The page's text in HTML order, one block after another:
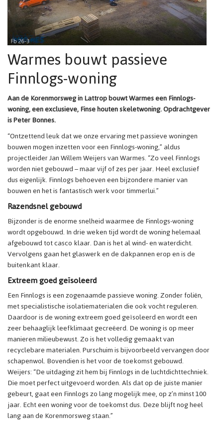
Warmes bouwt passieve
Finnlogs-woning
Aan de Korenmorsweg in Lattrop bouwt Warmes een Finnlogs-
woning, een exclusieve, Finse houten skeletwoning. Opdrachtgever
is Peter Bonnes.
“Ontzettend leuk dat we onze ervaring met passieve woningen
bouwen mogen inzetten voor een Finnlogs-woning,” aldus
projectleider Jan Willem Weijers van Warmes. “Zo veel Finnlogs
worden niet gebouwd – maar vijf of zes per jaar. Heel exclusief
dus eigenlijk. Finnlogs behoeven een bijzondere manier van
bouwen en het is fantastisch werk voor timmerlui.”
Razendsnel gebouwd
Bijzonder is de enorme snelheid waarmee de Finnlogs-woning
wordt opgebouwd. In drie weken tijd wordt de woning helemaal
afgebouwd tot casco klaar. Dan is het al wind- en waterdicht.
Vervolgens gaan het glaswerk en de dakpannen erop en is de
buitenkant klaar.
Extreem goed geïsoleerd
Een Finnlogs is een zogenaamde passieve woning. Zonder foliën,
met specialistische isolatiematerialen die ook vocht reguleren.
Daardoor is de woning extreem goed geïsoleerd en wordt een
zeer behaaglijk leefklimaat gecreëerd. De woning is op meer
manieren milieubewust. Zo is het volledig gemaakt van
recyclebare materialen. Purschuim is bijvoorbeeld vervangen door
schapenwol. Bovendien is het voor de toekomst gebouwd.
Weijers: “De uitdaging zit hem bij Finnlogs in de luchtdichttechniek.
Die moet perfect uitgevoerd worden. Als dat op de juiste manier
gebeurt, gaat een Finnlogs zo lang mogelijk mee, op z’n minst 100
jaar. Echt een woning voor de toekomst dus. Deze blijft nog heel
lang aan de Korenmorsweg staan.”